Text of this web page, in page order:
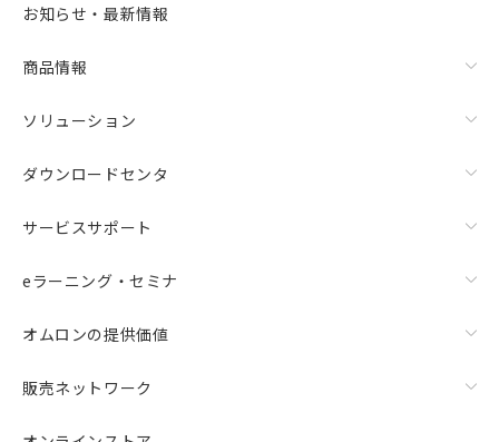
お知らせ・最新情報
商品情報
ソリューション
ダウンロードセンタ
サービスサポート
eラーニング・セミナ
オムロンの提供価値
販売ネットワーク